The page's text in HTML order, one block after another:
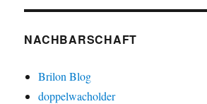
NACHBARSCHAFT
Brilon Blog
doppelwacholder